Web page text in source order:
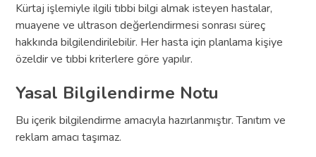
Kürtaj işlemiyle ilgili tıbbi bilgi almak isteyen hastalar,
muayene ve ultrason değerlendirmesi sonrası süreç
hakkında bilgilendirilebilir. Her hasta için planlama kişiye
özeldir ve tıbbi kriterlere göre yapılır.
Yasal Bilgilendirme Notu
Bu içerik bilgilendirme amacıyla hazırlanmıştır. Tanıtım ve
reklam amacı taşımaz.